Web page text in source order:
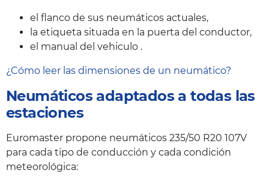
el flanco de sus neumáticos actuales,
la etiqueta situada en la puerta del conductor,
el manual del vehiculo .
¿Cómo leer las dimensiones de un neumático?
Neumáticos adaptados a todas las
estaciones
Euromaster propone neumáticos 235/50 R20 107V
para cada tipo de conducción y cada condición
meteorológica: